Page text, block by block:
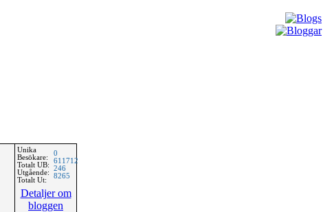
Unika
Besökare:
Totalt UB:
Utgående:
Totalt Ut:
0
611712
246
8265
Detaljer om
bloggen